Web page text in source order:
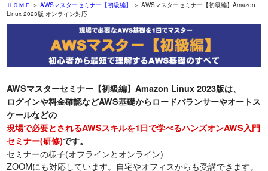
ＨＯＭＥ ＞AWSマスターセミナー【初級編】
＞ AWSマスターセミナー【初級編】Amazon
Linux 2023版 オンライン対応
AWSマスターセミナー【初級編】Amazon Linux 2023版は、
ログインや料金確認などAWS基礎からロードバランサーやオートス
ケールなどの
現場で必要とされるAWSスキルを1日で学べるハンズオンAWS入門
セミナー(研修)です。
セミナーの様子(オフラインとオンライン)
ZOOMにも対応しています。自宅やオフィスからも受講できます。